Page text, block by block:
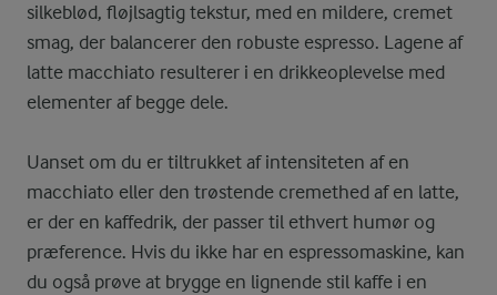
silkeblød, fløjlsagtig tekstur, med en mildere, cremet
smag, der balancerer den robuste espresso. Lagene af
latte macchiato resulterer i en drikkeoplevelse med
elementer af begge dele.
Uanset om du er tiltrukket af intensiteten af en
macchiato eller den trøstende cremethed af en latte,
er der en kaffedrik, der passer til ethvert humør og
præference. Hvis du ikke har en espressomaskine, kan
du også prøve at brygge en lignende stil kaffe i en